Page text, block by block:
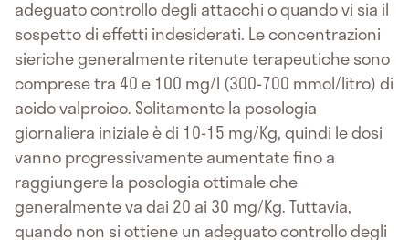
adeguato controllo degli attacchi o quando vi sia il
sospetto di effetti indesiderati. Le concentrazioni
sieriche generalmente ritenute terapeutiche sono
comprese tra 40 e 100 mg/l (300-700 mmol/litro) di
acido valproico. Solitamente la posologia
giornaliera iniziale è di 10-15 mg/Kg, quindi le dosi
vanno progressivamente aumentate fino a
raggiungere la posologia ottimale che
generalmente va dai 20 ai 30 mg/Kg. Tuttavia,
quando non si ottiene un adeguato controllo degli